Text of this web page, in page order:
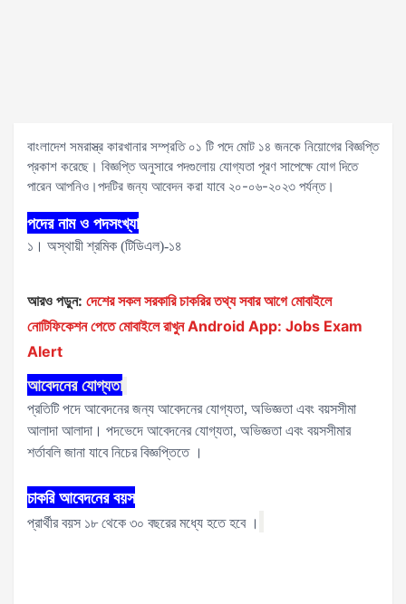
বাংলাদেশ সমরাস্ত্র কারখানার সম্প্রতি ০১ টি পদে মোট ১৪ জনকে নিয়োগের বিজ্ঞপ্তি
প্রকাশ করেছে। বিজ্ঞপ্তি অনুসারে পদগুলোয় যোগ্যতা পূরণ সাপেক্ষে যোগ দিতে
পারেন আপনিও।পদটির জন্য আবেদন করা যাবে ২০-০৬-২০২৩ পর্যন্ত।
পদের নাম ও পদসংখ্যা
১। অস্থায়ী শ্রমিক (টিডিএল)-১৪
আরও পড়ুন: দেশের সকল সরকারি চাকরির তথ্য সবার আগে মোবাইলে
নোটিফিকেশন পেতে মোবাইলে রাখুন Android App: Jobs Exam
Alert
আবেদনের যোগ্যতা
প্রতিটি পদে আবেদনের জন্য আবেদনের যোগ্যতা, অভিজ্ঞতা এবং বয়সসীমা
আলাদা আলাদা। পদভেদে আবেদনের যোগ্যতা, অভিজ্ঞতা এবং বয়সসীমার
শর্তাবলি জানা যাবে নিচের বিজ্ঞপ্তিতে ।
চাকরি আবেদনের বয়স
প্রার্থীর বয়স ১৮ থেকে ৩০ বছরের মধ্যে হতে হবে ।